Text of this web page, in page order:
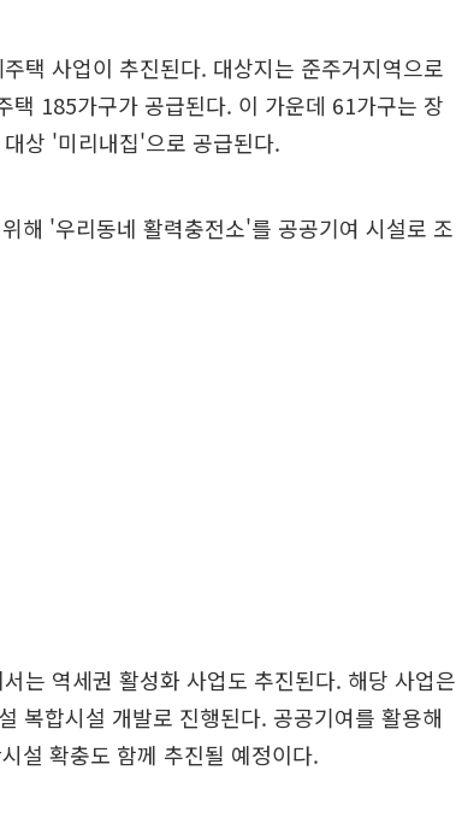
택 사업이 추진된다. 대상지는 준주거지역으로
택 185가구가 공급된다. 이 가운데 61가구는 장
상 '미리내집'으로 공급된다.
해 '우리동네 활력충전소'를 공공기여 시설로 조
는 역세권 활성화 사업도 추진된다. 해당 사업은
복합시설 개발로 진행된다. 공공기여를 활용해
설 확충도 함께 추진될 예정이다.